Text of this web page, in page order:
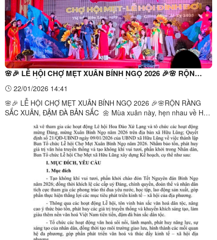
🌸🎉 LỄ HỘI CHỢ MẸT XUÂN BÍNH NGỌ 2026 🎉🌸 RỘN
RÀNG SẮC XUÂN, ĐẬM ĐÀ BẢN SẮC
22/01/2026 14:41
🌸🎉 LỄ HỘI CHỢ MẸT XUÂN BÍNH NGỌ 2026 🎉🌸RỘN RÀNG
SẮC XUÂN, ĐẬM ĐÀ BẢN SẮC 🌼 Mùa xuân này, hẹn nhau về Hữu
Ngọ), Lễ hội Chợ Mẹt chính thức trở lại với không gian chợ quê xưa
rộn ràng, thân thương và vô vàn hoạt động hấp dẫn:✨ Rước Thánh